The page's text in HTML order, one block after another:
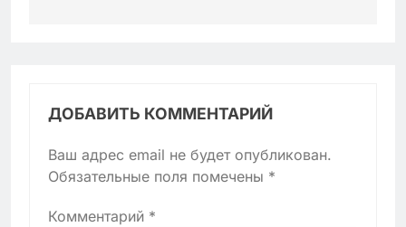
ДОБАВИТЬ КОММЕНТАРИЙ
Ваш адрес email не будет опубликован.
Обязательные поля помечены *
Комментарий *